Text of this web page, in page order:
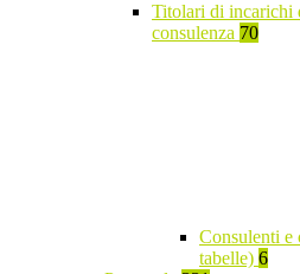
Titolari di incarichi
consulenza 70
Consulenti e
tabelle) 6